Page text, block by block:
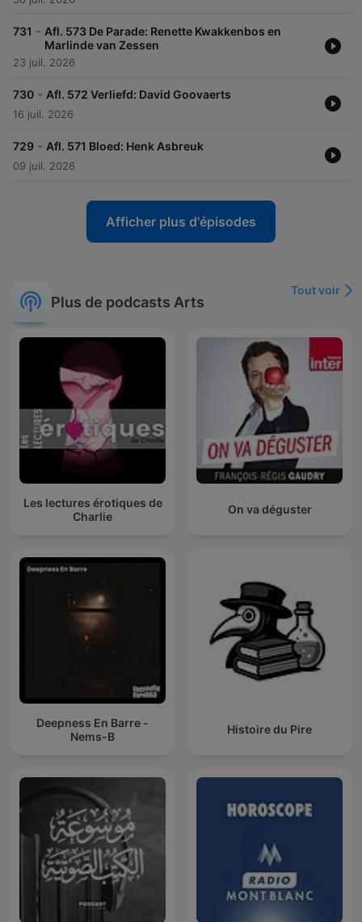
731 - Afl. 573 De Parade: Renette Kwakkenbos en
Marlinde van Zessen
23 juil. 2026
730 - Afl. 572 Verliefd: David Goovaerts
16 juil. 2026
729 - Afl. 571 Bloed: Henk Asbreuk
09 juil. 2026
Afficher plus d'épisodes
Plus de podcasts Arts
Tout voir
Les lectures érotiques de
Charlie
On va déguster
Deepness En Barre -
Nems-B
Histoire du Pire